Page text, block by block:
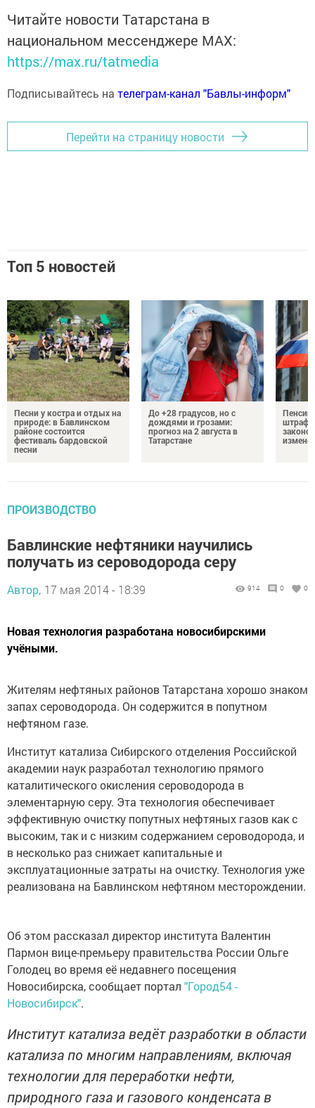
Читайте новости Татарстана в
национальном мессенджере MАХ:
https://max.ru/tatmedia
Подписывайтесь на телеграм-канал "Бавлы-информ"
Перейти на страницу новости
Топ 5 новостей
Песни у костра и отдых на
природе: в Бавлинском
районе состоится
фестиваль бардовской
песни
До +28 градусов, но с
дождями и грозами:
прогноз на 2 августа в
Татарстане
ПРОИЗВОДСТВО
Бавлинские нефтяники научились
получать из сероводорода серу
Автор, 17 мая 2014 - 18:39 914 0 0
Новая технология разработана новосибирскими
учёными.
Жителям нефтяных районов Татарстана хорошо знаком
запах сероводорода. Он содержится в попутном
нефтяном газе.
Институт катализа Сибирского отделения Российской
академии наук разработал технологию прямого
каталитического окисления сероводорода в
элементарную серу. Эта технология обеспечивает
эффективную очистку попутных нефтяных газов как с
высоким, так и с низким содержанием сероводорода, и
в несколько раз снижает капитальные и
эксплуатационные затраты на очистку. Технология уже
реализована на Бавлинском нефтяном месторождении.
Об этом рассказал директор института Валентин
Пармон вице-премьеру правительства России Ольге
Голодец во время её недавнего посещения
Новосибирска, сообщает портал "Город54 -
Новосибирск".
Институт катализа ведёт разработки в области
катализа по многим направлениям, включая
технологии для переработки нефти,
природного газа и газового конденсата в